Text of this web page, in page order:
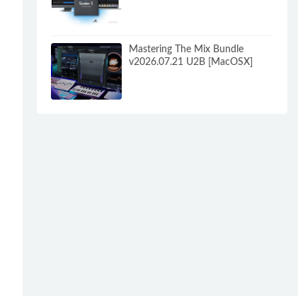
Mastering The Mix Bundle
v2026.07.21 U2B [MacOSX]